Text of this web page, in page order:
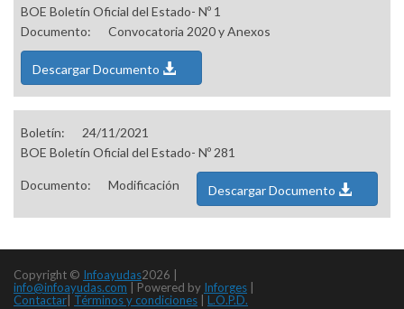
BOE Boletín Oficial del Estado- Nº 1
Documento:
Convocatoria 2020 y Anexos
Descargar Documento
Boletín:
24/11/2021
BOE Boletín Oficial del Estado- Nº 281
Documento: Modificación Descargar Documento
Copyright © Infoayudas2026 |
info@infoayudas.com
Powered by Inforges
Contactar Términos y condiciones L.O.P.D.